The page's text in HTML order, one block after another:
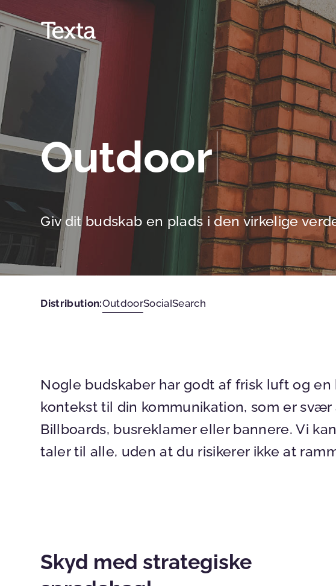
Outdoor
Giv dit budskab en plads i den virkelige
Distribution:OutdoorSocialSearch
Nogle budskaber har godt af frisk luft og
kontekst til din kommunikation, som er
Billboards, busreklamer eller bannere. Vi
taler til alle, uden at du risikerer ikke at
Skyd med strategiske